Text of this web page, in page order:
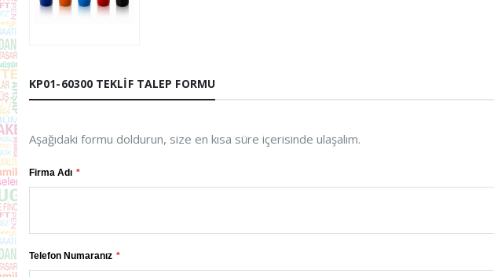
KP01-60300 TEKLIF TALEP FORMU
Aşağıdaki formu doldurun, size en kısa süre içerisinde ulaşalım.
Firma Adı
Telefon Numaranız